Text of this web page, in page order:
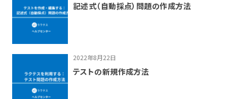
記述式（自動採点）問題の作成方法
2022年8月22日
テストの新規作成方法